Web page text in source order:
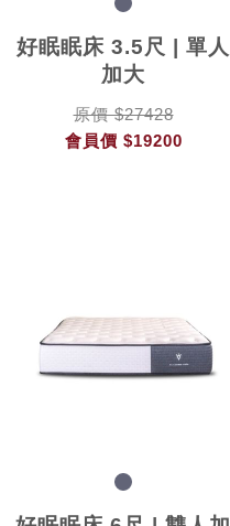
好眠眠床 3.5尺 | 單人
加大
原價 $27428
會員價 $19200